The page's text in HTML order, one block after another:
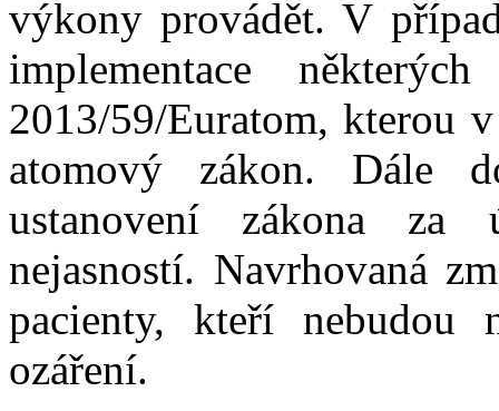
výkony provádět. V
implementace
2013/59/Euratom, kterou
atomový zákon. Dále
ustanovení zákona za
nejasností. Navrhovaná
pacienty, kteří nebudou
ozáření.